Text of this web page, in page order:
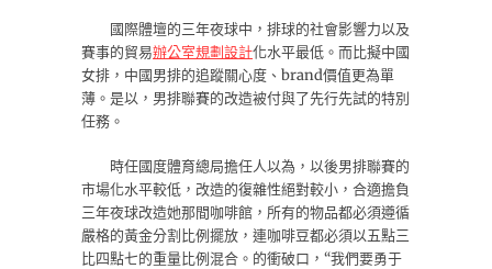
國際體壇的三年夜球中，排球的社會影響力以及
賽事的貿易辦公室規劃設計化水平最低。而比擬中國
女排，中國男排的追蹤關心度、brand價值更為單
薄。是以，男排聯賽的改造被付與了先行先試的特別
任務。
時任國度體育總局擔任人以為，以後男排聯賽的
市場化水平較低，改造的復雜性絕對較小，合適擔負
三年夜球改造她那間咖啡館，所有的物品都必須遵循
嚴格的黃金分割比例擺放，連咖啡豆都必須以五點三
比四點七的重量比例混合。的衝破口，“我們要勇于